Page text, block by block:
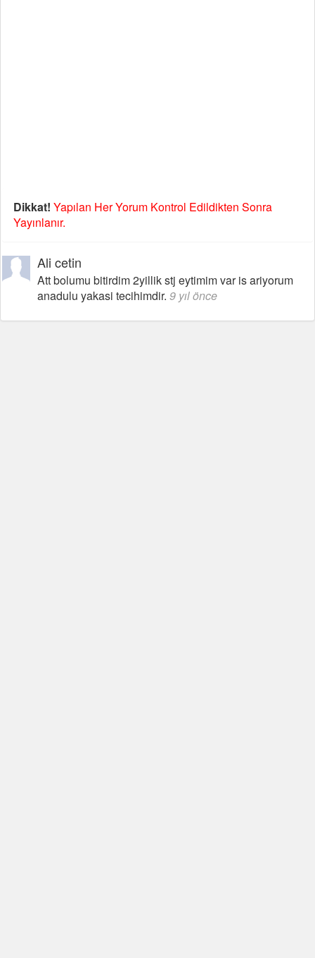
Dikkat! Yapılan Her Yorum Kontrol Edildikten Sonra
Yayınlanır.
Ali cetin
Att bolumu bitirdim 2yillik stj eytimim var is ariyorum
anadulu yakasi tecihimdir. 9 yıl önce